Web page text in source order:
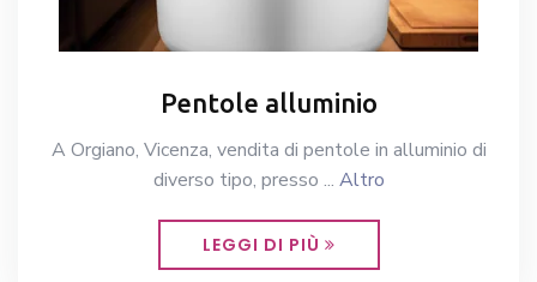
Pentole alluminio
A Orgiano, Vicenza, vendita di pentole in alluminio di
diverso tipo, presso ... Altro
LEGGI DI PIÙ